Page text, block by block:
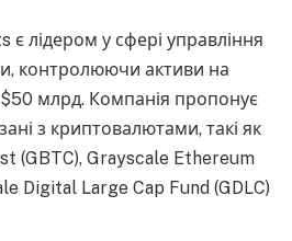
лідером у сфері управління
контролюючи активи на
млрд. Компанія пропонує
з криптовалютами, такі як
(GBTC), Grayscale Ethereum
Digital Large Cap Fund (GDLC)